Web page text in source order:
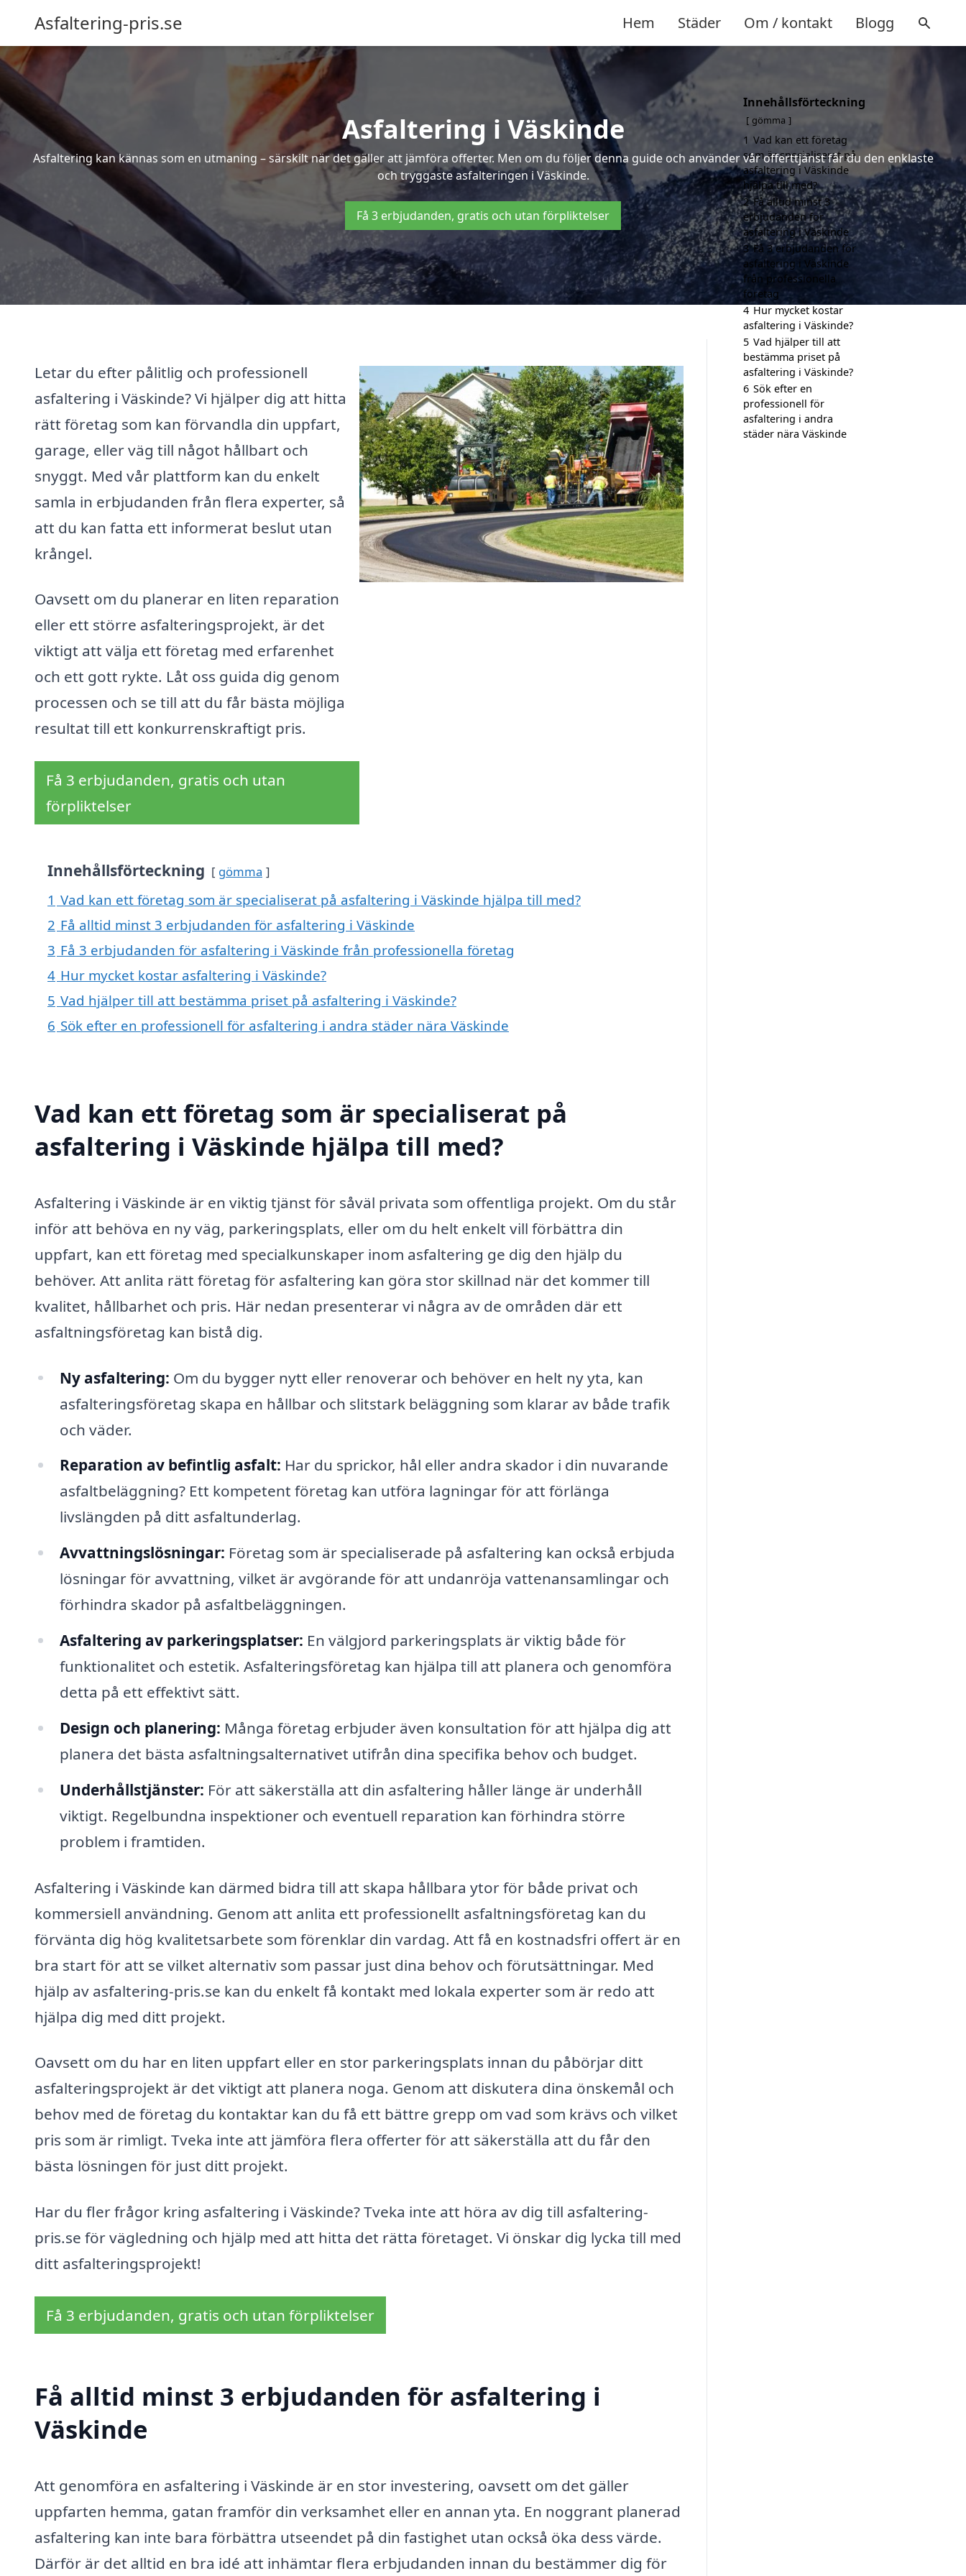
Asfaltering-pris.se Hem Städer Om / kontakt Blogg
Asfaltering i Väskinde
Asfaltering kan kännas som en utmaning – särskilt när det gäller att jämföra offerter. Men om du följer denna guide och använder vår offerttjänst får du den enklaste
och tryggaste asfalteringen i Väskinde.
Få 3 erbjudanden, gratis och utan förpliktelser
Letar du efter pålitlig och professionell
asfaltering i Väskinde? Vi hjälper dig att hitta
rätt företag som kan förvandla din uppfart,
garage, eller väg till något hållbart och
snyggt. Med vår plattform kan du enkelt
samla in erbjudanden från flera experter, så
att du kan fatta ett informerat beslut utan
krångel.
Oavsett om du planerar en liten reparation
eller ett större asfalteringsprojekt, är det
viktigt att välja ett företag med erfarenhet
och ett gott rykte. Låt oss guida dig genom
processen och se till att du får bästa möjliga
resultat till ett konkurrenskraftigt pris.
Få 3 erbjudanden, gratis och utan
förpliktelser
Innehållsförteckning gömma
1 Vad kan ett företag som är specialiserat på asfaltering i Väskinde hjälpa till med?
2 Få alltid minst 3 erbjudanden för asfaltering i Väskinde
3 Få 3 erbjudanden för asfaltering i Väskinde från professionella företag
4 Hur mycket kostar asfaltering i Väskinde?
5 Vad hjälper till att bestämma priset på asfaltering i Väskinde?
6 Sök efter en professionell för asfaltering i andra städer nära Väskinde
Vad kan ett företag som är specialiserat på
asfaltering i Väskinde hjälpa till med?
Asfaltering i Väskinde är en viktig tjänst för såväl privata som offentliga projekt. Om du står
inför att behöva en ny väg, parkeringsplats, eller om du helt enkelt vill förbättra din
uppfart, kan ett företag med specialkunskaper inom asfaltering ge dig den hjälp du
behöver. Att anlita rätt företag för asfaltering kan göra stor skillnad när det kommer till
kvalitet, hållbarhet och pris. Här nedan presenterar vi några av de områden där ett
asfaltningsföretag kan bistå dig.
Ny asfaltering: Om du bygger nytt eller renoverar och behöver en helt ny yta, kan
asfalteringsföretag skapa en hållbar och slitstark beläggning som klarar av både trafik
och väder.
Reparation av befintlig asfalt: Har du sprickor, hål eller andra skador i din nuvarande
asfaltbeläggning? Ett kompetent företag kan utföra lagningar för att förlänga
livslängden på ditt asfaltunderlag.
Avvattningslösningar: Företag som är specialiserade på asfaltering kan också erbjuda
lösningar för avvattning, vilket är avgörande för att undanröja vattenansamlingar och
förhindra skador på asfaltbeläggningen.
Asfaltering av parkeringsplatser: En välgjord parkeringsplats är viktig både för
funktionalitet och estetik. Asfalteringsföretag kan hjälpa till att planera och genomföra
detta på ett effektivt sätt.
Design och planering: Många företag erbjuder även konsultation för att hjälpa dig att
planera det bästa asfaltningsalternativet utifrån dina specifika behov och budget.
Underhållstjänster: För att säkerställa att din asfaltering håller länge är underhåll
viktigt. Regelbundna inspektioner och eventuell reparation kan förhindra större
problem i framtiden.
Asfaltering i Väskinde kan därmed bidra till att skapa hållbara ytor för både privat och
kommersiell användning. Genom att anlita ett professionellt asfaltningsföretag kan du
förvänta dig hög kvalitetsarbete som förenklar din vardag. Att få en kostnadsfri offert är en
bra start för att se vilket alternativ som passar just dina behov och förutsättningar. Med
hjälp av asfaltering-pris.se kan du enkelt få kontakt med lokala experter som är redo att
hjälpa dig med ditt projekt.
Oavsett om du har en liten uppfart eller en stor parkeringsplats innan du påbörjar ditt
asfalteringsprojekt är det viktigt att planera noga. Genom att diskutera dina önskemål och
behov med de företag du kontaktar kan du få ett bättre grepp om vad som krävs och vilket
pris som är rimligt. Tveka inte att jämföra flera offerter för att säkerställa att du får den
bästa lösningen för just ditt projekt.
Har du fler frågor kring asfaltering i Väskinde? Tveka inte att höra av dig till asfaltering-
pris.se för vägledning och hjälp med att hitta det rätta företaget. Vi önskar dig lycka till med
ditt asfalteringsprojekt!
Få 3 erbjudanden, gratis och utan förpliktelser
Få alltid minst 3 erbjudanden för asfaltering i
Väskinde
Att genomföra en asfaltering i Väskinde är en stor investering, oavsett om det gäller
uppfarten hemma, gatan framför din verksamhet eller en annan yta. En noggrant planerad
asfaltering kan inte bara förbättra utseendet på din fastighet utan också öka dess värde.
Därför är det alltid en bra idé att inhämtar flera erbjudanden innan du bestämmer dig för
Innehållsförteckning
gömma
1 Vad kan ett företag
som är specialiserat på
asfaltering i Väskinde
hjälpa till med?
2 Få alltid minst 3
erbjudanden för
asfaltering i Väskinde
3 Få 3 erbjudanden för
asfaltering i Väskinde
från professionella
företag
4 Hur mycket kostar
asfaltering i Väskinde?
5 Vad hjälper till att
bestämma priset på
asfaltering i Väskinde?
6 Sök efter en
professionell för
asfaltering i andra
städer nära Väskinde